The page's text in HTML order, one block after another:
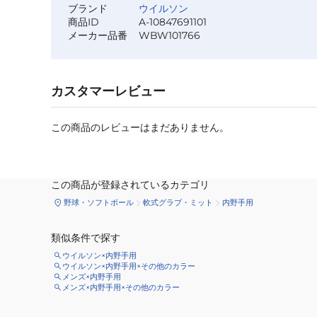
ブランド
ウイルソン
商品ID
A-10847691101
メーカー品番
WBW101766
カスタマーレビュー
この商品のレビューはまだありません。
この商品が登録されているカテゴリ
野球・ソフトボール 軟式グラブ・ミット 内野手用
類似条件で探す
ウイルソン×内野手用
ウイルソン×内野手用×その他のカラー
メンズ×内野手用
メンズ×内野手用×その他のカラー